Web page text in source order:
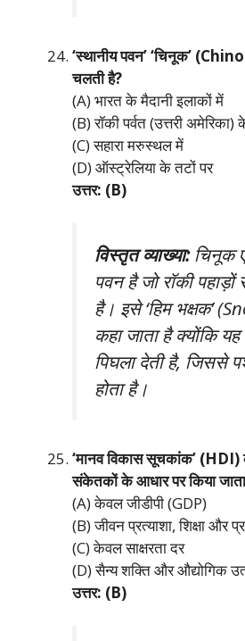
‘स्थानीय पवन’ ‘चिनूक’
चलती है?
(A) भारत के मैदानी इलाकों में
(B) रॉकी पर्वत (उत्तरी अमेरिका)
(C) सहारा मरुस्थल में
(D) ऑस्ट्रेलिया के तटों पर
उत्तर: (B)
विस्तृत व्याख्या:चिनूक
पवन है जो रॉकी
है। इसे ‘हिम भक्षक’
कहा जाता है क्योंकि
पिघला देती है, जिससे
होता है।
‘मानव विकास सूचकांक’ (HDI)
संकेतकों के आधार पर किया
(A) केवल जीडीपी (GDP)
(B) जीवन प्रत्याशा, शिक्षा और
(C) केवल साक्षरता दर
(D) सैन्य शक्ति और औद्योगिक
उत्तर: (B)